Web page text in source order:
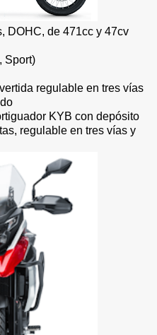
DOHC, de 471cc y 47cv
Sport)
regulable en tres vías
KYB con depósito
regulable en tres vías y